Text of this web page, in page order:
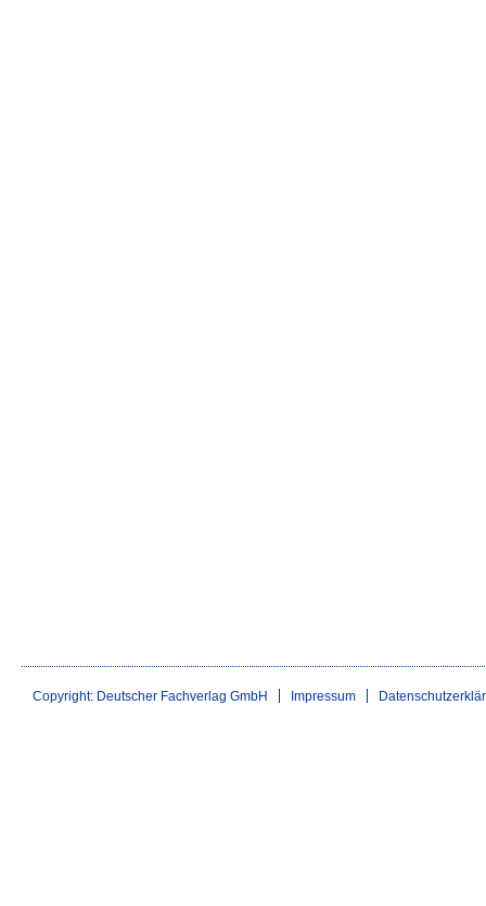
Copyright: Deutscher Fachverlag GmbH Impressum